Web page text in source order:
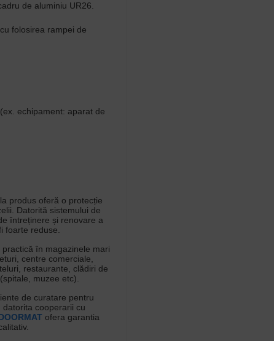
de aluminiu UR26.
folosirea rampei de
echipament: aparat de
produs oferă o protecție
Datorită sistemului de
întreținere și renovare a
foarte reduse.
practică în magazinele mari
centre comerciale,
restaurante, clădiri de
muzee etc).
de curatare pentru
cooperarii cu
ofera garantia